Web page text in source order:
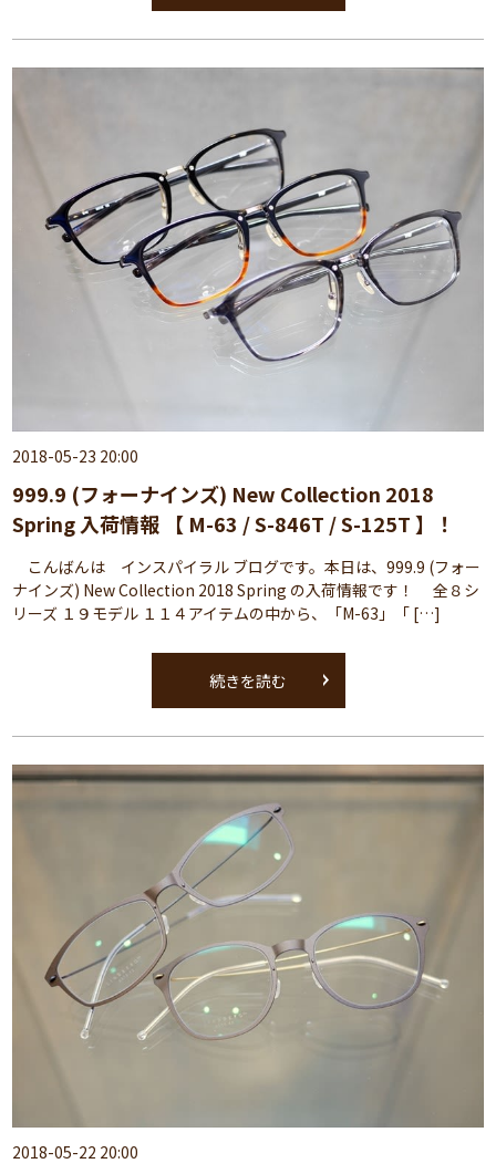
2018-05-23 20:00
999.9 (フォーナインズ) New Collection 2018
Spring 入荷情報 【 M-63 / S-846T / S-125T 】！
こんばんは インスパイラル ブログです。本日は、999.9 (フォー
ナインズ) New Collection 2018 Spring の入荷情報です！ 全８シ
リーズ １９モデル １１４アイテムの中から、「M-63」「 […]
続きを読む
2018-05-22 20:00